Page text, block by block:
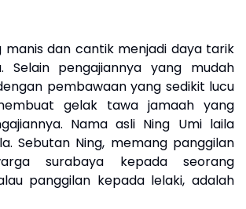
manis dan cantik menjadi daya tarik
Selain pengajiannya yang mudah
pembawaan yang sedikit lucu
gelak tawa jamaah yang
Nama asli Ning Umi laila
Sebutan Ning, memang panggilan
surabaya kepada seorang
panggilan kepada lelaki, adalah